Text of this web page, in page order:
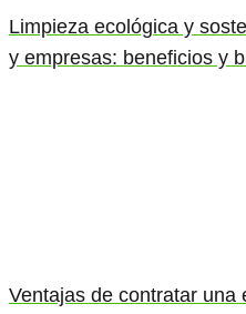
Limpieza ecológica y
y empresas: beneficios y
Ventajas de contratar una